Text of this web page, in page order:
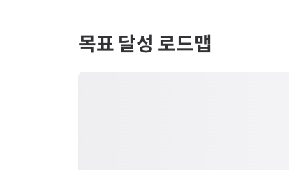
목표 달성 로드맵